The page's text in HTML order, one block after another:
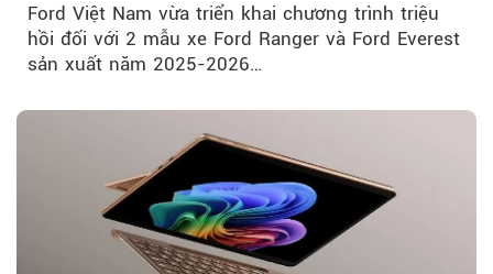
Ford Việt Nam vừa triển khai chương trình triệu
hồi đối với 2 mẫu xe Ford Ranger và Ford Everest
sản xuất năm 2025-2026…